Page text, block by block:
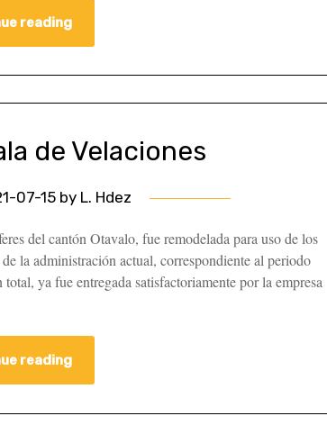
reading
de Velaciones
07-15by L. Hdez
del cantón Otavalo, fue remodelada para uso de los
la administración actual, correspondiente al periodo
ya fue entregada satisfactoriamente por la empresa
reading